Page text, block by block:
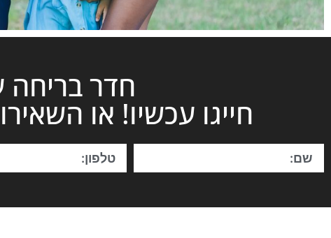
חדר בריחה
חייגו עכשיו! או